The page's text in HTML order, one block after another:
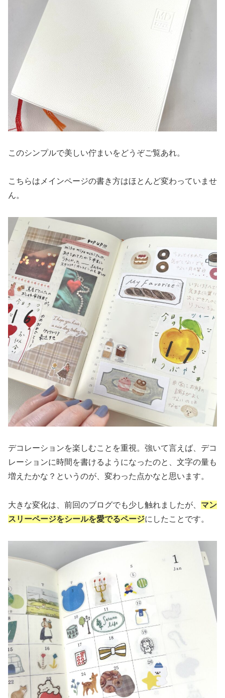
このシンプルで美しい佇まいをどうぞご覧あれ。
こちらはメインページの書き方はほとんど変わっていませ
ん。
デコレーションを楽しむことを重視。強いて言えば、デコ
レーションに時間を書けるようになったのと、文字の量も
増えたかな？というのが、変わった点かなと思います。
大きな変化は、前回のブログでも少し触れましたが、 マン
スリーページをシールを愛でるページにしたことです。